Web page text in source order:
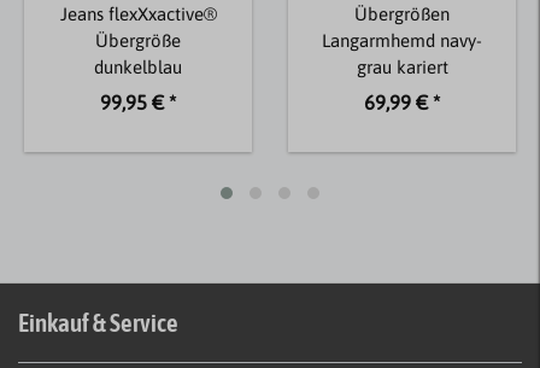
Jeans flexXxactive®
Übergröße
dunkelblau
99,95 € *
Übergrößen
Langarmhemd navy-
grau kariert
69,99 € *
Einkauf & Service